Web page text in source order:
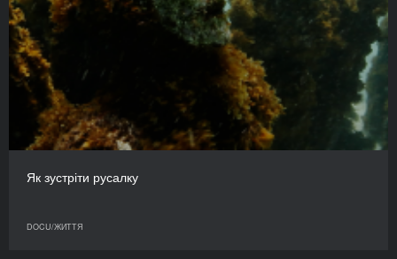
Як зустріти русалку
DOCU/ЖИТТЯ